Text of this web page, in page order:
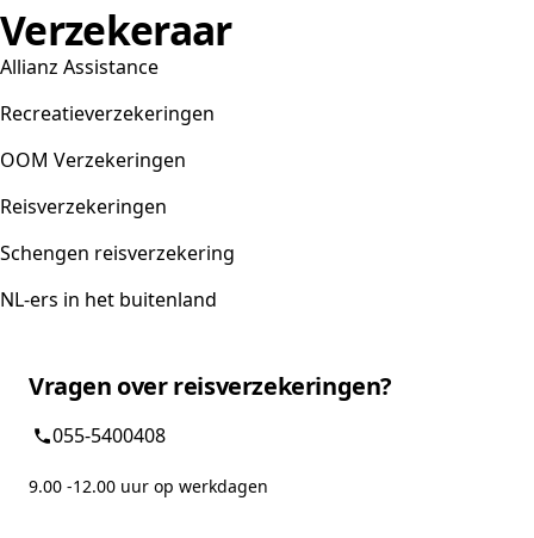
Verzekeraar
Allianz Assistance
Recreatieverzekeringen
OOM Verzekeringen
Reisverzekeringen
Schengen reisverzekering
NL-ers in het buitenland
Vragen over reisverzekeringen?
055-5400408
9.00 -12.00 uur op werkdagen